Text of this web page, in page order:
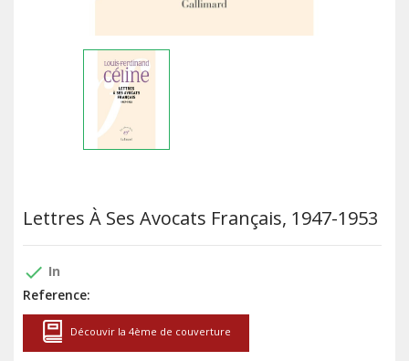
Lettres À Ses Avocats Français, 1947-1953
done In
Reference:
Découvir la 4ème de couverture